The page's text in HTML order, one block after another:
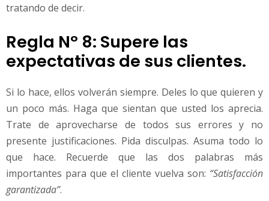
tratando de decir.
Regla Nº 8: Supere las
expectativas de sus clientes.
Si lo hace, ellos volverán siempre. Deles lo que quieren y
un poco más. Haga que sientan que usted los aprecia.
Trate de aprovecharse de todos sus errores y no
presente justificaciones. Pida disculpas. Asuma todo lo
que hace. Recuerde que las dos palabras más
importantes para que el cliente vuelva son: “Satisfacción
garantizada”.